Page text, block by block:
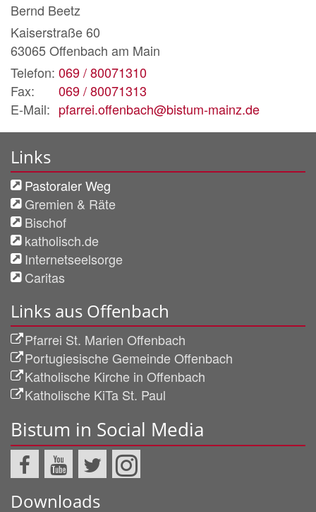
Bernd Beetz
Kaiserstraße 60
63065Offenbach am Main
Telefon: 069 / 80071310
Fax:
069 / 80071313
E-Mail: pfarrei.offenbach@bistum-mainz.de
Links
Pastoraler Weg
Gremien & Räte
Bischof
katholisch.de
Internetseelsorge
Caritas
Links aus Offenbach
Pfarrei St. Marien Offenbach
Portugiesische Gemeinde Offenbach
Katholische Kirche in Offenbach
Katholische KiTa St. Paul
Bistum in Social Media
Downloads